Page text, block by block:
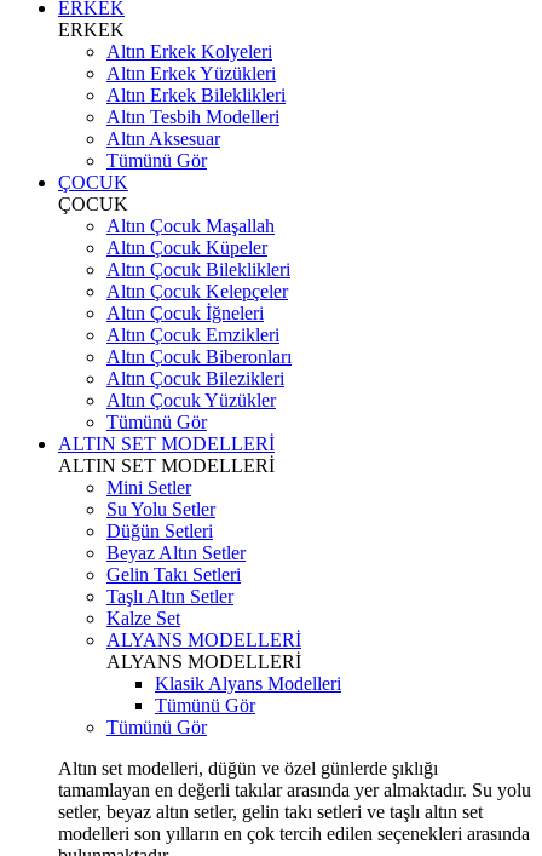
ERKEK
ERKEK
Altın Erkek Kolyeleri
Altın Erkek Yüzükleri
Altın Erkek Bileklikleri
Altın Tesbih Modelleri
Altın Aksesuar
Tümünü Gör
ÇOCUK
ÇOCUK
Altın Çocuk Maşallah
Altın Çocuk Küpeler
Altın Çocuk Bileklikleri
Altın Çocuk Kelepçeler
Altın Çocuk İğneleri
Altın Çocuk Emzikleri
Altın Çocuk Biberonları
Altın Çocuk Bilezikleri
Altın Çocuk Yüzükler
Tümünü Gör
ALTIN SET MODELLERİ
ALTIN SET MODELLERİ
Mini Setler
Su Yolu Setler
Düğün Setleri
Beyaz Altın Setler
Gelin Takı Setleri
Taşlı Altın Setler
Kalze Set
ALYANS MODELLERİ
ALYANS MODELLERİ
Klasik Alyans Modelleri
Tümünü Gör
Tümünü Gör
Altın set modelleri, düğün ve özel günlerde şıklığı
tamamlayan en değerli takılar arasında yer almaktadır. Su yolu
setler, beyaz altın setler, gelin takı setleri ve taşlı altın set
modelleri son yılların en çok tercih edilen seçenekleri arasında